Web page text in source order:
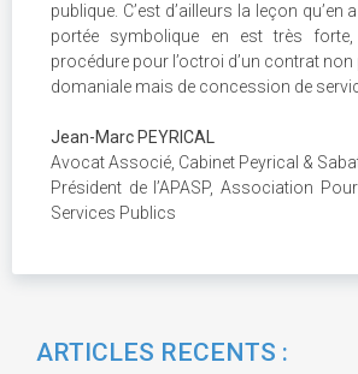
publique. C’est d’ailleurs la leçon qu’en
portée symbolique en est très
procédure pour l’octroi d’un contrat
domaniale mais de concession de
Jean-Marc PEYRICAL
Avocat Associé, Cabinet Peyrical &
Président de l’APASP, Association
Services Publics
ARTICLES RECENTS :